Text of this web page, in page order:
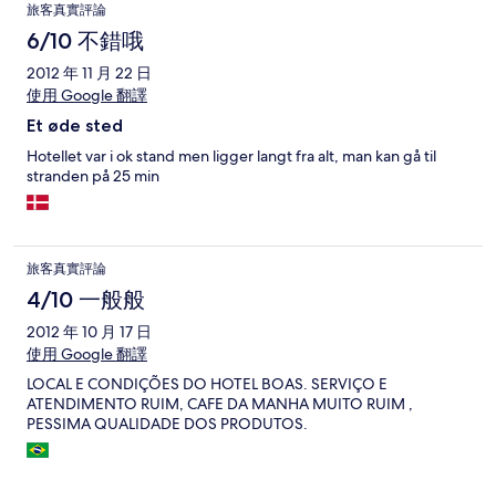
uma alegria ser recebida tão bem por todos, um quarto
espaçoso e ao mesmo tempo aconchegante, piscinas limpas,
restaurante no local com ótima comida e a melhor surpresa que
tive era que tinha salão de cabelereiro dentro do hotel, que cá
entre nós para quem tinha um casamento pra ir, com quarenta e
tantos graus, nada melhor que ar condicionado e o salão né. Só
tenho uma queixa a fazer, acho que deveria ter limite de som
alto na piscina, pois os dias que ficamos hospedados tinha uma
turma de homens que ficavam do período da tarde para noite,
bebendo, cantando, e com o som muito alto, por isso
infelizmente evitamos a piscina. Em resumo foi tudo ótimo,
todos os funcionários e boas festas com muito sucesso para os
próximos anos.
旅客真實評論
6/10 不錯哦
2012 年 11 月 22 日
使用 Google 翻譯
Et øde sted
Hotellet var i ok stand men ligger langt fra alt, man kan gå til
stranden på 25 min
旅客真實評論
4/10 一般般
2012 年 10 月 17 日
使用 Google 翻譯
LOCAL E CONDIÇÕES DO HOTEL BOAS. SERVIÇO E
ATENDIMENTO RUIM, CAFE DA MANHA MUITO RUIM ,
PESSIMA QUALIDADE DOS PRODUTOS.